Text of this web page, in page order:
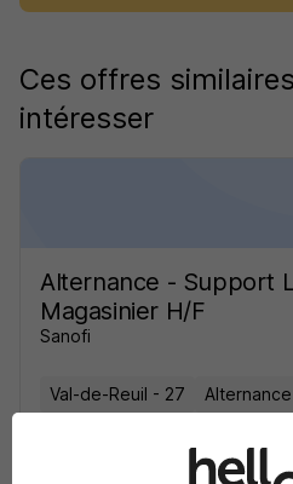
Ces offres
intéresser
Alternance - Support
Magasinier H/F
Sanofi
Val-de-Reuil - 27
Alternance